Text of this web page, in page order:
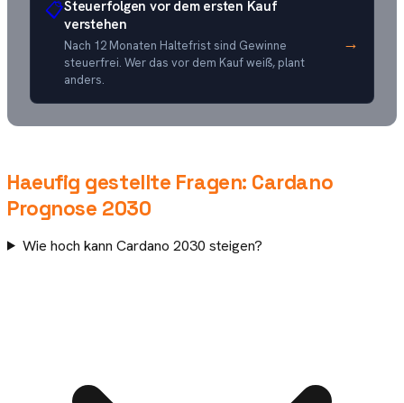
📋Steuerfolgen vor dem ersten Kauf
verstehen
Nach 12 Monaten Haltefrist sind Gewinne
steuerfrei. Wer das vor dem Kauf weiß, plant
anders.
→
Haeufig gestellte Fragen: Cardano
Prognose 2030
Wie hoch kann Cardano 2030 steigen?